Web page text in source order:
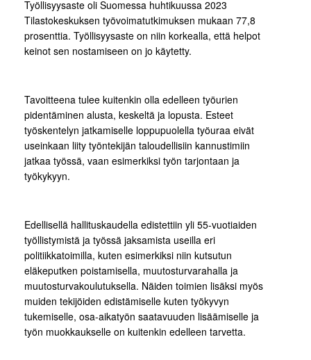
Työllisyysaste oli Suomessa huhtikuussa 2023
Tilastokeskuksen työvoimatutkimuksen mukaan 77,8
prosenttia. Työllisyysaste on niin korkealla, että helpot
keinot sen nostamiseen on jo käytetty.
Tavoitteena tulee kuitenkin olla edelleen työurien
pidentäminen alusta, keskeltä ja lopusta. Esteet
työskentelyn jatkamiselle loppupuolella työuraa eivät
useinkaan liity työntekijän taloudellisiin kannustimiin
jatkaa työssä, vaan esimerkiksi työn tarjontaan ja
työkykyyn.
Edellisellä hallituskaudella edistettiin yli 55-vuotiaiden
työllistymistä ja työssä jaksamista useilla eri
politiikkatoimilla, kuten esimerkiksi niin kutsutun
eläkeputken poistamisella, muutosturvarahalla ja
muutosturvakoulutuksella. Näiden toimien lisäksi myös
muiden tekijöiden edistämiselle kuten työkyvyn
tukemiselle, osa-aikatyön saatavuuden lisäämiselle ja
työn muokkaukselle on kuitenkin edelleen tarvetta.